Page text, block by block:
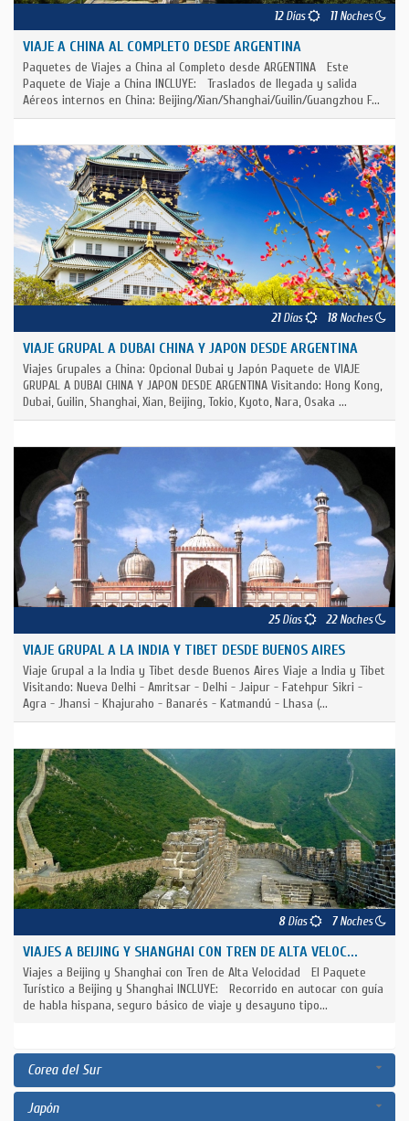
12Días 11Noches
VIAJE A CHINA AL COMPLETO DESDE ARGENTINA
Paquetes de Viajes a China al Completo desde ARGENTINA Este
Paquete de Viaje a China INCLUYE: Traslados de llegada y salida
Aéreos internos en China: Beijing/Xian/Shanghai/Guilin/Guangzhou F...
21Días 18Noches
VIAJE GRUPAL A DUBAI CHINA Y JAPON DESDE ARGENTINA
Viajes Grupales a China: Opcional Dubai y Japón Paquete de VIAJE
GRUPAL A DUBAI CHINA Y JAPON DESDE ARGENTINA Visitando: Hong Kong,
Dubai, Guilin, Shanghai, Xian, Beijing, Tokio, Kyoto, Nara, Osaka ...
25Días 22Noches
VIAJE GRUPAL A LA INDIA Y TIBET DESDE BUENOS AIRES
Viaje Grupal a la India y Tibet desde Buenos Aires Viaje a India y Tibet
Visitando: Nueva Delhi - Amritsar - Delhi - Jaipur - Fatehpur Sikri -
Agra - Jhansi - Khajuraho - Banarés - Katmandú - Lhasa (...
8Días 7Noches
VIAJES A BEIJING Y SHANGHAI CON TREN DE ALTA VELOC...
Viajes a Beijing y Shanghai con Tren de Alta Velocidad El Paquete
Turístico a Beijing y Shanghai INCLUYE: Recorrido en autocar con guía
de habla hispana, seguro básico de viaje y desayuno tipo...
Corea del Sur
Japón